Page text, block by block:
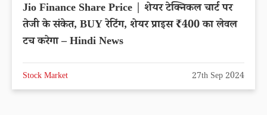
Jio Finance Share Price | शेयर टेक्निकल चार्ट पर
तेजी के संकेत, BUY रेटिंग, शेयर प्राइस ₹400 का लेवल
टच करेगा – Hindi News
Stock Market 27th Sep 2024